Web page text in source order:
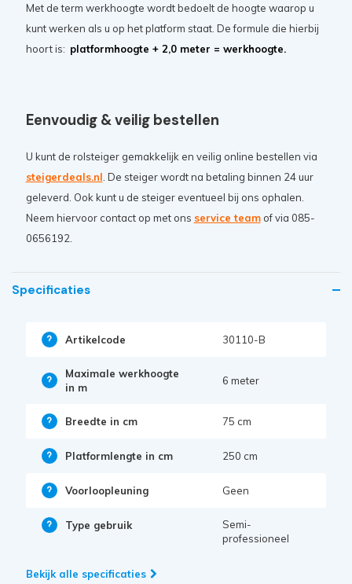
Met de term werkhoogte wordt bedoelt de hoogte waarop u
kunt werken als u op het platform staat. De formule die hierbij
hoort is: platformhoogte + 2,0 meter = werkhoogte.
Eenvoudig & veilig bestellen
U kunt de rolsteiger gemakkelijk en veilig online bestellen via
steigerdeals.nl . De steiger wordt na betaling binnen 24 uur
geleverd. Ook kunt u de steiger eventueel bij ons ophalen.
Neem hiervoor contact op met ons service teamof via 085-
0656192.
Specificaties
Artikelcode 30110-B
Maximale werkhoogte
in m
6 meter
Breedte in cm 75 cm
Platformlengte in cm 250 cm
Voorloopleuning Geen
Type gebruik
Semi-
professioneel
Bekijk alle specificaties